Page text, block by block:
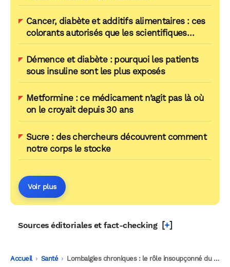
Cancer, diabète et additifs alimentaires : ces
colorants autorisés que les scientifiques
pointent du doigt
Démence et diabète : pourquoi les patients
sous insuline sont les plus exposés
Metformine : ce médicament n’agit pas là où
on le croyait depuis 30 ans
Sucre : des chercheurs découvrent comment
notre corps le stocke
Voir plus
Sources éditoriales et fact-checking [+]
Accueil -
Santé -
Lombalgies chroniques : le rôle insoupçonné du diabète